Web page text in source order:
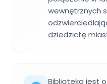
wewnętrznych
dziedzictę
Biblioteka jest